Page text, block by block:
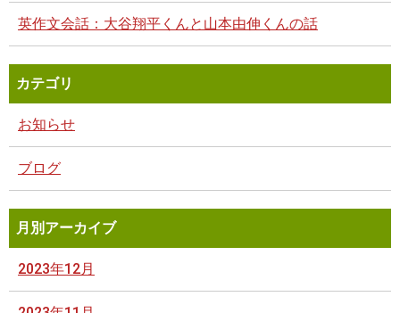
英作文会話：大谷翔平くんと山本由伸くんの話
カテゴリ
お知らせ
ブログ
月別アーカイブ
2023年12月